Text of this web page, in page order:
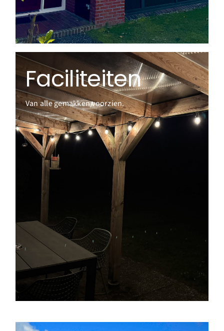
Locatie
Faciliteiten
Van alle gemakken voorzien.
Faciliteiten
Schierplekkie is van alle gemakken voorzien,
zodat jij je volledig kunt ontspannen:
Luxe keuken met combioven en vaatwasser
Airconditioning in de woonkamer en grote
Smart TV (inclusief ESPN compleet)
Wasmachine en wasdroger
Wifi via glasvezel